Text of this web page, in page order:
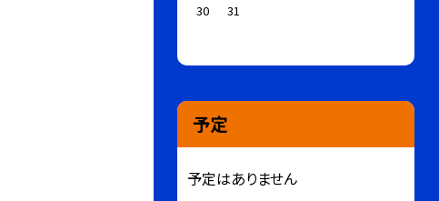
30
31
予定
予定はありません